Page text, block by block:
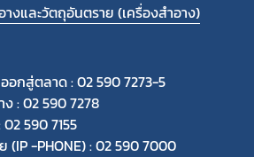
งและวัตถุอันตราย (เครื่องสำอาง)
กสู่ตลาด : 02 590 7273-5
: 02 590 7278
590 7155
(IP -PHONE) : 02 590 7000